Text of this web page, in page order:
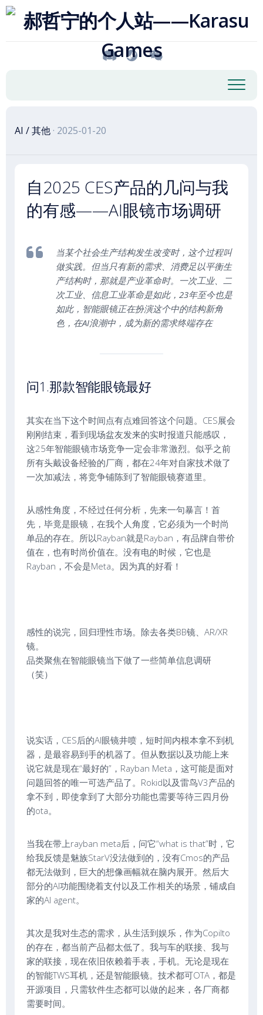
跳
至
AI /其他 · 2025-01-20
自2025 CES产品的几问与我
的有感——AI眼镜市场调研
当某个社会生产结构发生改变时，这个过程叫
做实践。但当只有新的需求、消费足以平衡生
产结构时，那就是产业革命时。一次工业、二
次工业、信息工业革命是如此，23年至今也是
如此，智能眼镜正在扮演这个中的结构新角
色，在AI浪潮中，成为新的需求终端存在
问1.那款智能眼镜最好
其实在当下这个时间点有点难回答这个问题。CES展会
刚刚结束，看到现场盆友发来的实时报道只能感叹，
这25年智能眼镜市场竞争一定会非常激烈。似乎之前
所有头戴设备经验的厂商，都在24年对自家技术做了
一次加减法，将竞争铺陈到了智能眼镜赛道里。
从感性角度，不经过任何分析，先来一句暴言！首
先，毕竟是眼镜，在我个人角度，它必须为一个时尚
单品的存在。所以Rayban就是Rayban，有品牌自带价
值在，也有时尚价值在。没有电的时候，它也是
Rayban，不会是Meta。因为真的好看！
感性的说完，回归理性市场。除去各类BB镜、AR/XR
镜。
品类聚焦在智能眼镜当下做了一些简单信息调研
（笑）
说实话，CES后的AI眼镜井喷，短时间内根本拿不到机
器，是最容易到手的机器了。但从数据以及功能上来
说它就是现在“最好的”，Rayban Meta，这可能是面对
问题回答的唯一可选产品了。Rokid以及雷鸟V3产品的
拿不到，即使拿到了大部分功能也需要等待三四月份
的ota。
当我在带上rayban meta后，问它“what is that”时，它
给我反馈是魅族StarV没法做到的，没有Cmos的产品
都无法做到，巨大的想像画幅就在脑内展开。然后大
部分的AI功能围绕着支付以及工作相关的场景，铺成自
家的AI agent。
其次是我对生态的需求，从生活到娱乐，作为Copilto
的存在，都当前产品都太低了。我与车的联接、我与
家的联接，现在依旧依赖着手表，手机。无论是现在
的智能TWS耳机，还是智能眼镜。技术都可OTA，都是
开源项目，只需软件生态都可以做的起来，各厂商都
需要时间。